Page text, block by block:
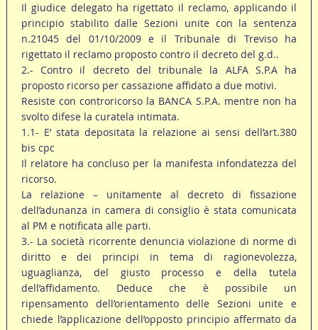
Il giudice delegato ha rigettato il reclamo, applicando il
principio stabilito dalle Sezioni unite con la sentenza
n.21045 del 01/10/2009 e il Tribunale di Treviso ha
rigettato il reclamo proposto contro il decreto del g.d..
2.- Contro il decreto del tribunale la ALFA S.P.A ha
proposto ricorso per cassazione affidato a due motivi.
Resiste con controricorso la BANCA S.P.A. mentre non ha
svolto difese la curatela intimata.
1.1- E’ stata depositata la relazione ai sensi dell’art.380
bis cpc
Il relatore ha concluso per la manifesta infondatezza del
ricorso.
La relazione – unitamente al decreto di fissazione
dell’adunanza in camera di consiglio è stata comunicata
al PM e notificata alle parti.
3.- La società ricorrente denuncia violazione di norme di
diritto e dei principi in tema di ragionevolezza,
uguaglianza, del giusto processo e della tutela
dell’affidamento. Deduce che è possibile un
ripensamento dell’orientamento delle Sezioni unite e
chiede l’applicazione dell’opposto principio affermato da